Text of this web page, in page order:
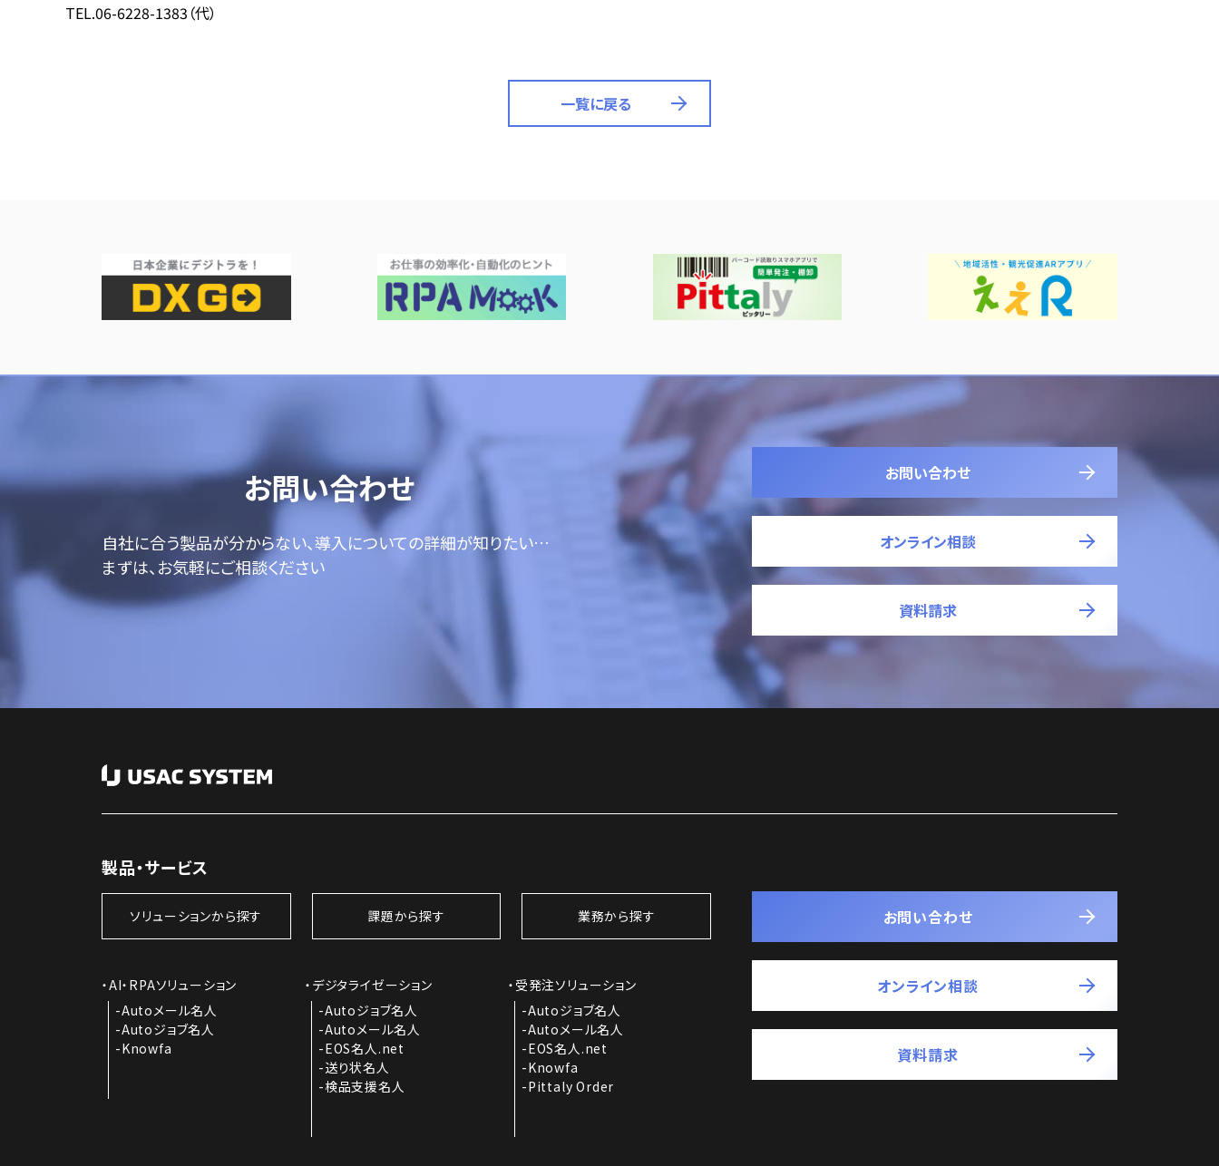
TEL.06-6228-1383（代）
一覧に戻る
お問い合わせ
自社に合う製品が分からない、導入についての詳細が知りたい…
まずは、お気軽にご相談ください
お問い合わせ
オンライン相談
資料請求
製品・サービス
ソリューションから探す 課題から探す 業務から探す
AI・RPAソリューション
Autoメール名人
Autoジョブ名人
Knowfa
デジタライゼーション
Autoジョブ名人
Autoメール名人
EOS名人.net
送り状名人
検品支援名人
受発注ソリューション
Autoジョブ名人
Autoメール名人
EOS名人.net
Knowfa
Pittaly Order
お問い合わせ
オンライン相談
資料請求